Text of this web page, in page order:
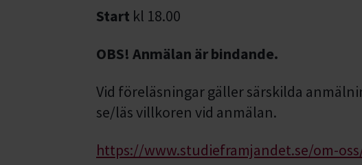
Start kl 18.00
OBS! Anmälan är bindande.
Vid föreläsningar gäller särskilda
se/läs villkoren vid anmälan.
https://www.studieframjandet.se/om-